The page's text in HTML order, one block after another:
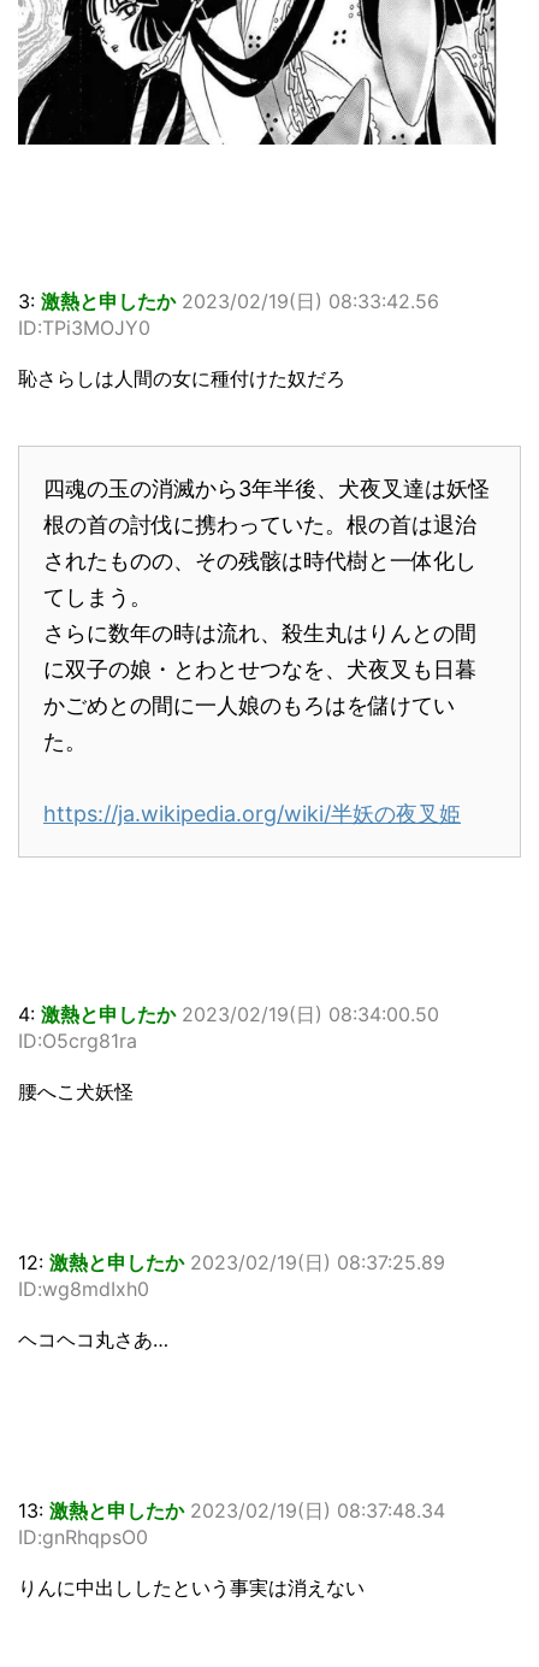
3: 激熱と申したか 2023/02/19(日) 08:33:42.56
ID:TPi3MOJY0
恥さらしは人間の女に種付けた奴だろ
四魂の玉の消滅から3年半後、犬夜叉達は妖怪
根の首の討伐に携わっていた。根の首は退治
されたものの、その残骸は時代樹と一体化し
てしまう。
さらに数年の時は流れ、殺生丸はりんとの間
に双子の娘・とわとせつなを、犬夜叉も日暮
かごめとの間に一人娘のもろはを儲けてい
た。
https://ja.wikipedia.org/wiki/半妖の夜叉姫
4: 激熱と申したか 2023/02/19(日) 08:34:00.50
ID:O5crg81ra
腰へこ犬妖怪
12: 激熱と申したか 2023/02/19(日) 08:37:25.89
ID:wg8mdIxh0
ヘコヘコ丸さあ…
13: 激熱と申したか 2023/02/19(日) 08:37:48.34
ID:gnRhqpsO0
りんに中出ししたという事実は消えない